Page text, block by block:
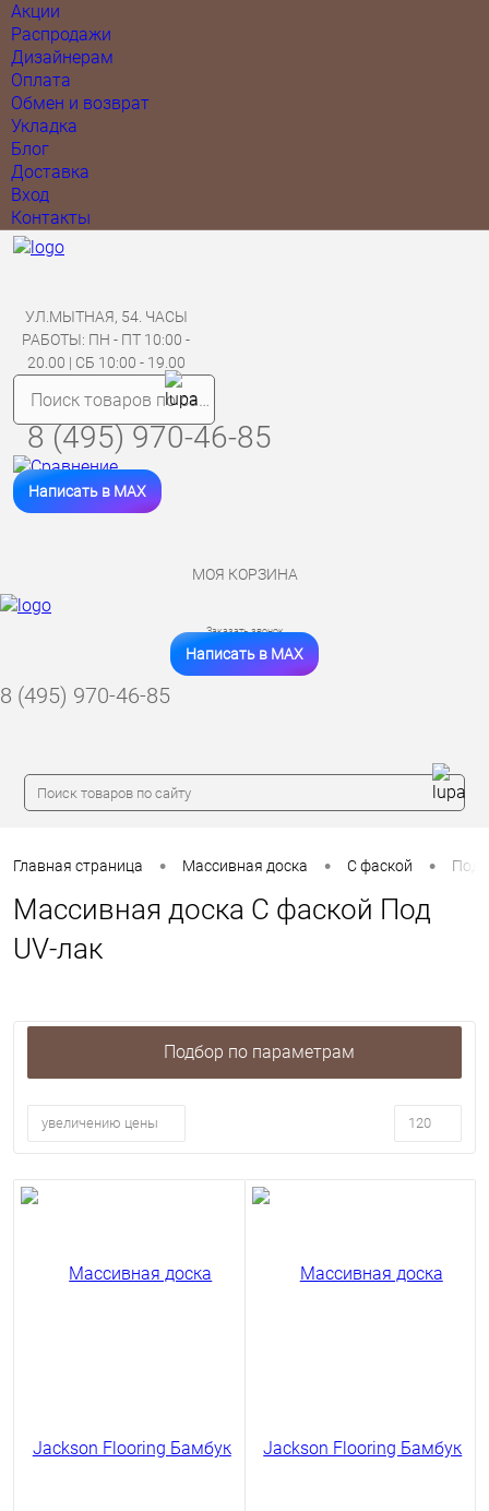
Акции
Распродажи
Дизайнерам
Оплата
Обмен и возврат
Укладка
Блог
Доставка
Вход
Контакты
УЛ.МЫТНАЯ, 54. ЧАСЫ
РАБОТЫ: ПН - ПТ 10:00 -
20.00 | СБ 10:00 - 19.00
8 (495) 970-46-85
Написать в MAX
МОЯ КОРЗИНА
Заказать звонок
Написать в MAX
8 (495) 970-46-85
Главная страница • Массивная доска • С фаской • Под
Массивная доска С фаской Под
UV-лак
Подбор по параметрам
увеличению цены 120